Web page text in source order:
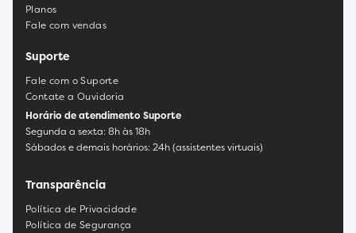
Planos
Fale com vendas
Suporte
Fale com o Suporte
Contate a Ouvidoria
Horário de atendimento Suporte
Segunda a sexta: 8h às 18h
Sábados e demais horários: 24h (assistentes virtuais)
Transparência
Política de Privacidade
Política de Segurança